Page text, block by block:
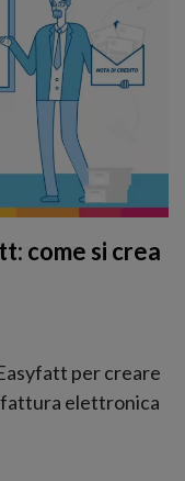
come si crea
per creare
fattura elettronica